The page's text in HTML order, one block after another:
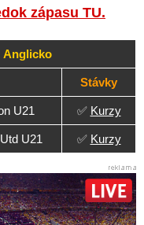
zápasu TU.
Anglicko
Stávky
U21 ✅ Kurzy
U21 ✅ Kurzy